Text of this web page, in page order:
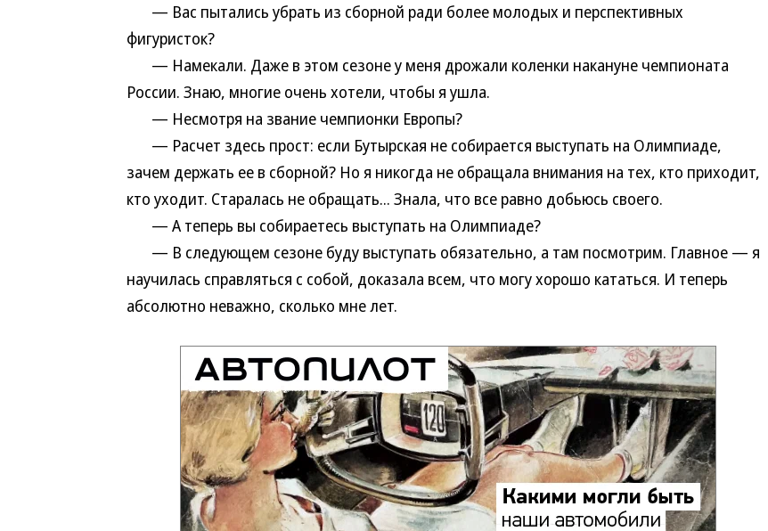
— Вас пытались убрать из сборной ради более молодых и перспективных
фигуристок?
— Намекали. Даже в этом сезоне у меня дрожали коленки накануне чемпионата
России. Знаю, многие очень хотели, чтобы я ушла.
— Несмотря на звание чемпионки Европы?
— Расчет здесь прост: если Бутырская не собирается выступать на Олимпиаде,
зачем держать ее в сборной? Но я никогда не обращала внимания на тех, кто приходит,
кто уходит. Старалась не обращать... Знала, что все равно добьюсь своего.
— А теперь вы собираетесь выступать на Олимпиаде?
— В следующем сезоне буду выступать обязательно, а там посмотрим. Главное — я
научилась справляться с собой, доказала всем, что могу хорошо кататься. И теперь
абсолютно неважно, сколько мне лет.